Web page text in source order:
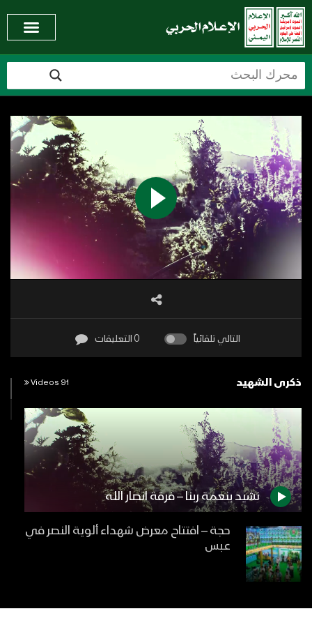
التالي تلقائياً 0 التعليقات
ذكرى الشهيد 91 Videos
نشيد بنعمة ربنا – فرقة انصار الله
حجة – افتتاح معرض شهداء ألوية النصر في
عبس